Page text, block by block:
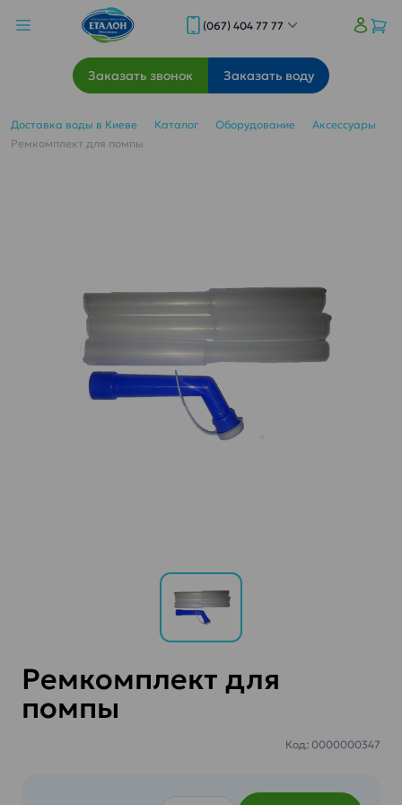
(067) 404 77 77
Заказать звонок Заказать воду
Доставка воды в Киеве Каталог Оборудование
Аксессуары
Ремкомплект для помпы
Ремкомплект для
помпы
Код: 0000000347